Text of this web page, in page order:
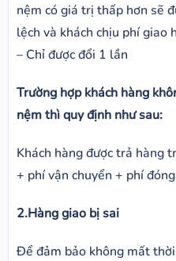
nệm có giá trị thấp hơn sẽ
lệch và khách chịu phí giao
– Chỉ được đổi 1 lần
Trường hợp khách hàng
nệm thì quy định như sau:
Khách hàng được trả hàng
+ phí vận chuyển + phí
2.Hàng giao bị sai
Để đảm bảo không mất